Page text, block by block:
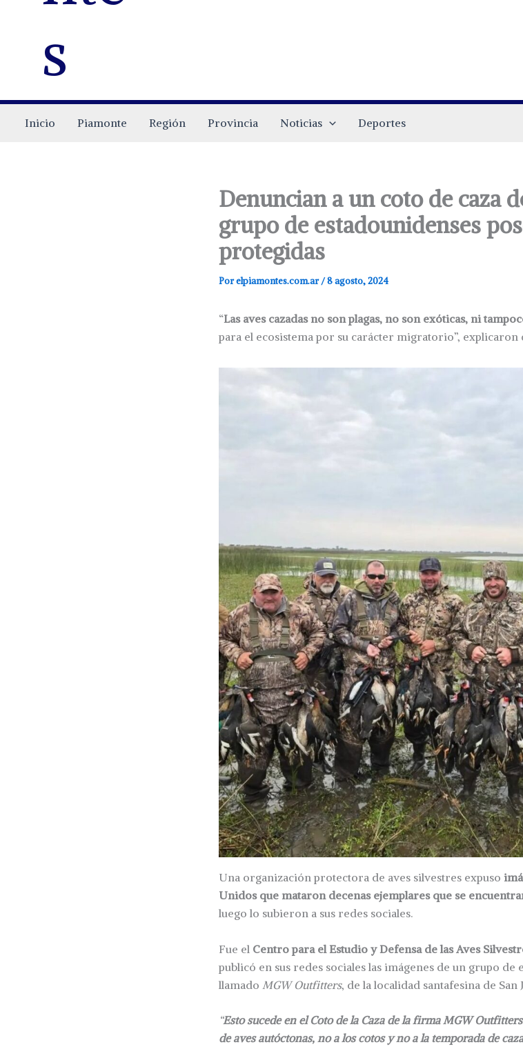
s
Inicio Piamonte Región Provincia Noticias Deportes
Denuncian a un coto de caza
grupo de estadounidenses
protegidas
Porelpiamontes.com.ar/8 agosto, 2024
“Las aves cazadas no son plagas, no son exóticas, ni
para el ecosistema por su carácter migratorio”, explicaron
Una organización protectora de aves silvestres expuso
Unidos que mataron decenas ejemplares que se
luego lo subieron a sus redes sociales.
Fue el Centro para el Estudio y Defensa de las Aves
publicó en sus redes sociales las imágenes de un grupo de
llamado MGW Outfitters, de la localidad santafesina de San
“Esto sucede en el Coto de la Caza de la firma MGW
de aves autóctonas, no a los cotos y no a la temporada de caza